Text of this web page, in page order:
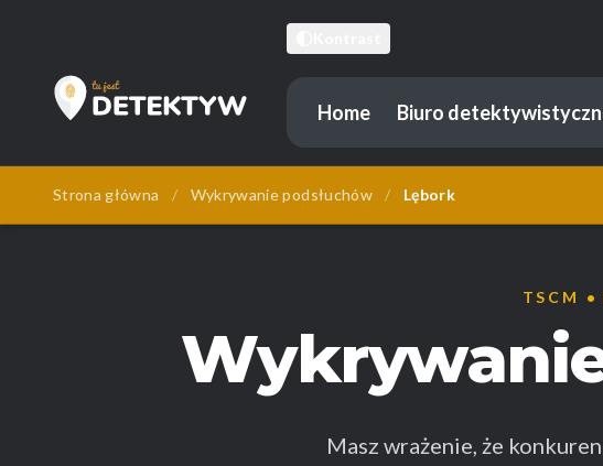
Home Biuro
Strona główna / Wykrywanie podsłuchów / Lębork
TSCM •
Masz wrażenie, że